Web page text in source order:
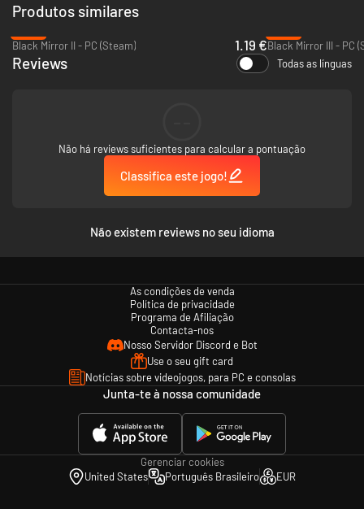
Produtos similares
Black Mirror II - PC (Steam)
1.19 €Black Mirror III - PC
Reviews Todas as línguas
Não há reviews suficientes para calcular a pontuação
Classifica este jogo!
Não existem reviews no seu idioma
As condições de venda
Política de privacidade
Programa de Afiliação
Contacta-nos
Nosso Servidor Discord e Bot
Use o seu gift card
Notícias sobre videojogos, para PC e consolas
Junta-te à nossa comunidade
Gerenciar cookies
United States
Português Brasileiro EUR